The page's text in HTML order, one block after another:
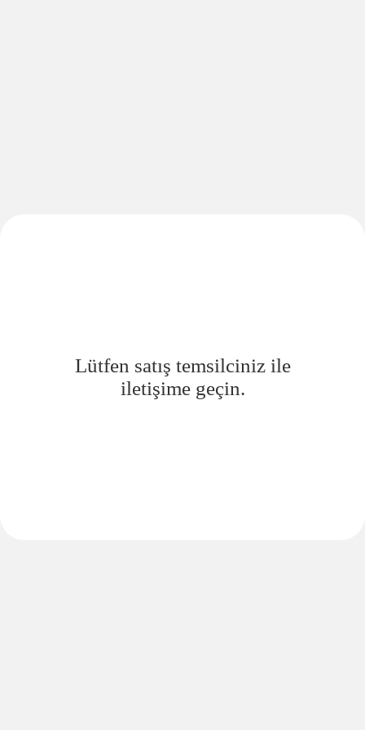
Lütfen satış temsilciniz ile
iletişime geçin.